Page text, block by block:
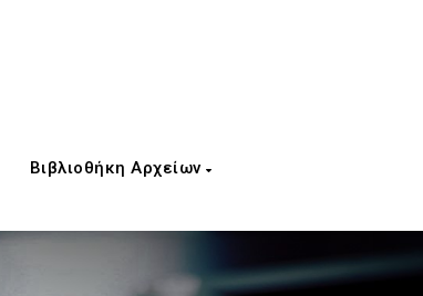
Βιβλιοθήκη Αρχείων